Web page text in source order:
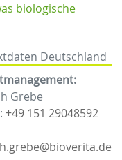
biologische
Deutschland
Grebe
+49 151 29048592